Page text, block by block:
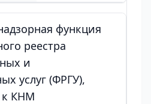
функция
реестра
и
услуг (ФРГУ),
к КНМ